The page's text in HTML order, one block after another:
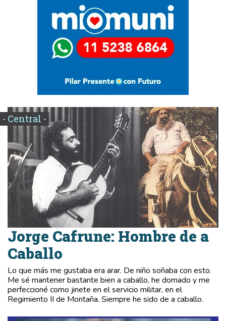
- Central -
Jorge Cafrune: Hombre de a
Caballo
Lo que más me gustaba era arar. De niño soñaba con esto.
Me sé mantener bastante bien a caballo, he domado y me
perfeccioné como jinete en el servicio militar, en el
Regimiento II de Montaña. Siempre he sido de a caballo.